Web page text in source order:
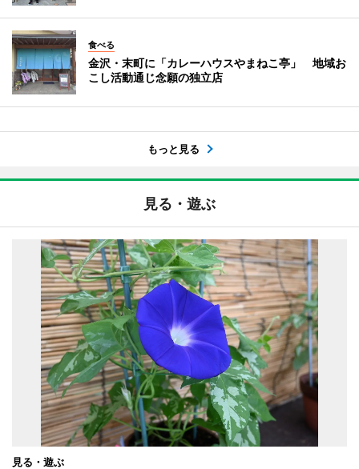
食べる
金沢・末町に「カレーハウスやまねこ亭」 地域お
こし活動通じ念願の独立店
もっと見る
見る・遊ぶ
見る・遊ぶ